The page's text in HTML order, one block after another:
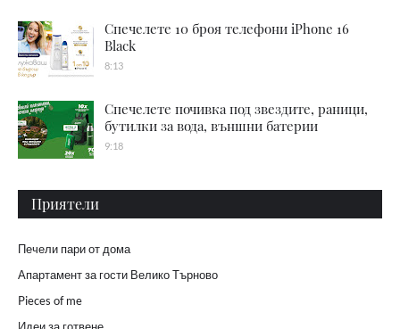
Спечелете 10 броя телефони iPhone 16
Black
8:13
Спечелете почивка под звездите, раници,
бутилки за вода, външни батерии
9:18
Приятели
Печели пари от дома
Апартамент за гости Велико Търново
Pieces of me
Идеи за готвене